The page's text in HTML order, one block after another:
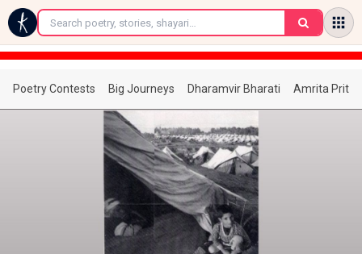
←
Poetry Contests Big Journeys Dharamvir Bharati Amrita